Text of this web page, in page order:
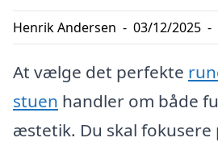
Henrik Andersen - 03/12/2025 -
At vælge det perfekte
stuen handler om både
æstetik. Du skal fokusere